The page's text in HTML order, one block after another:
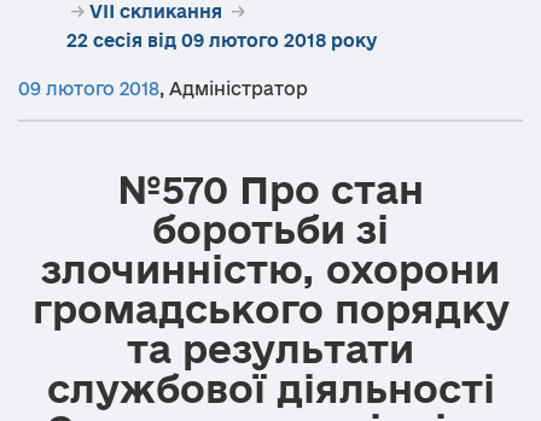
→ VII скликання →
22 сесія від 09 лютого 2018 року
09 лютого 2018, Адміністратор
№570 Про стан
боротьби зі
злочинністю, охорони
громадського порядку
та результати
службової діяльності